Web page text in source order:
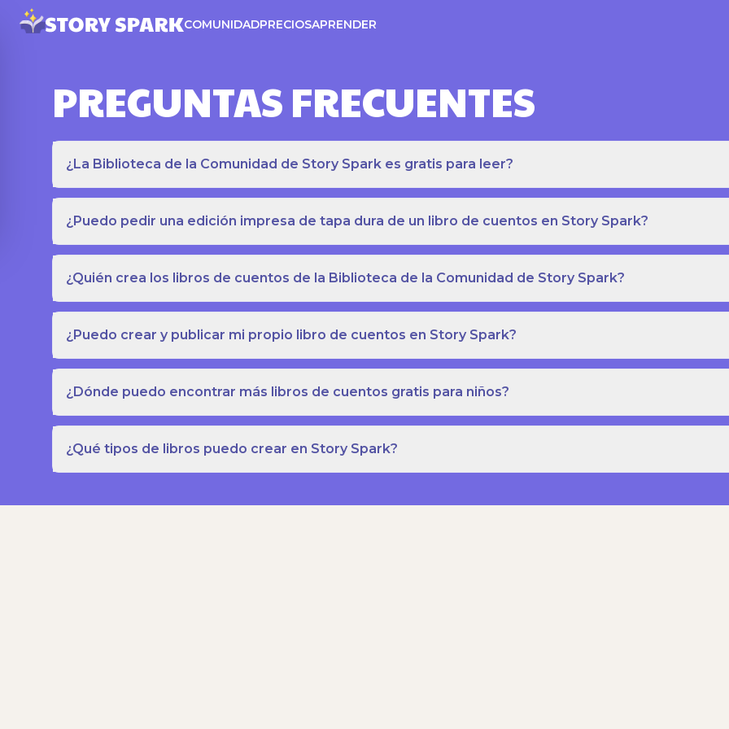
COMUNIDADPRECIOSAPRENDER
PREGUNTAS FRECUENTES
¿La Biblioteca de la Comunidad de Story Spark es gratis para leer?
¿Puedo pedir una edición impresa de tapa dura de un libro de cuentos en Story Spark?
¿Quién crea los libros de cuentos de la Biblioteca de la Comunidad de Story Spark?
¿Puedo crear y publicar mi propio libro de cuentos en Story Spark?
¿Dónde puedo encontrar más libros de cuentos gratis para niños?
¿Qué tipos de libros puedo crear en Story Spark?